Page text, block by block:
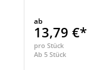
ab
13,79 €*
pro Stück
Ab 5 Stück